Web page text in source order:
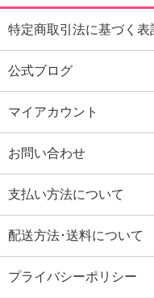
特定商取引法に基づく表
公式ブログ
マイアカウント
お問い合わせ
支払い方法について
配送方法･送料について
プライバシーポリシー